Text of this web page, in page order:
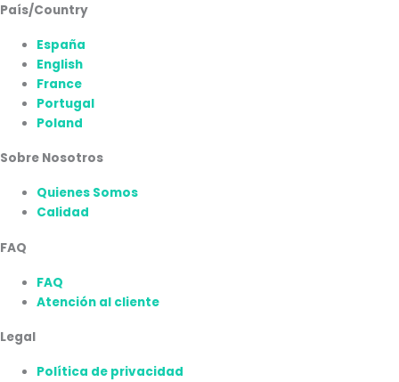
País/Country
España
English
France
Portugal
Poland
Sobre Nosotros
Quienes Somos
Calidad
FAQ
FAQ
Atención al cliente
Legal
Política de privacidad